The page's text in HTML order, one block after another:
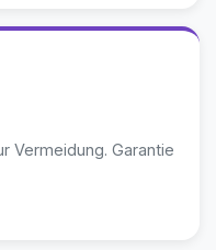
Vermeidung. Garantie